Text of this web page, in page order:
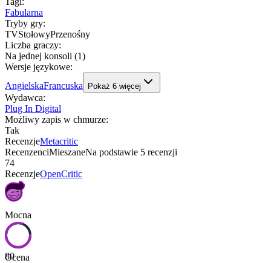
Fabularna
Tryby gry:
TVStołowyPrzenośny
Liczba graczy:
Na jednej konsoli (1)
Wersje językowe:
AngielskaFrancuska Pokaż 6 więcej
Wydawca:
Plug In Digital
Możliwy zapis w chmurze:
Tak
RecenzjeMetacritic
RecenzenciMieszaneNa podstawie 5 recenzji
74
RecenzjeOpenCritic
Mocna
80
Ocena